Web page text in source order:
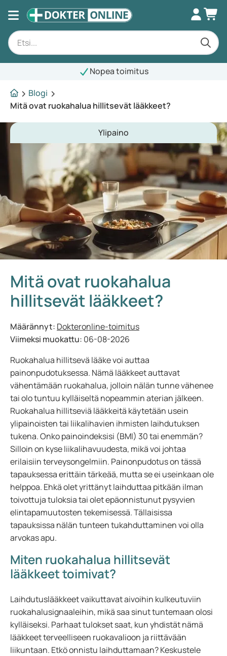
Nopea toimitus
Blogi
Mitä ovat ruokahalua hillitsevät lääkkeet?
Ylipaino
Mitä ovat ruokahalua
hillitsevät lääkkeet?
Määrännyt: Dokteronline-toimitus
Viimeksi muokattu: 06-08-2026
Ruokahalua hillitsevä lääke voi auttaa
painonpudotuksessa. Nämä lääkkeet auttavat
vähentämään ruokahalua, jolloin nälän tunne vähenee
tai olo tuntuu kylläiseltä nopeammin aterian jälkeen.
Ruokahalua hillitseviä lääkkeitä käytetään usein
ylipainoisten tai liikalihavien ihmisten laihdutuksen
tukena. Onko painoindeksisi (BMI) 30 tai enemmän?
Silloin on kyse liikalihavuudesta, mikä voi johtaa
erilaisiin terveysongelmiin. Painonpudotus on tässä
tapauksessa erittäin tärkeää, mutta se ei useinkaan ole
helppoa. Ehkä olet yrittänyt laihduttaa pitkään ilman
toivottuja tuloksia tai olet epäonnistunut pysyvien
elintapamuutosten tekemisessä. Tällaisissa
tapauksissa nälän tunteen tukahduttaminen voi olla
arvokas apu.
Miten ruokahalua hillitsevät
lääkkeet toimivat?
Laihdutuslääkkeet vaikuttavat aivoihin kulkeutuviin
ruokahalusignaaleihin, mikä saa sinut tuntemaan olosi
kylläiseksi. Parhaat tulokset saat, kun yhdistät nämä
lääkkeet terveelliseen ruokavalioon ja riittävään
liikuntaan. Etkö onnistu laihduttamaan? Keskustele